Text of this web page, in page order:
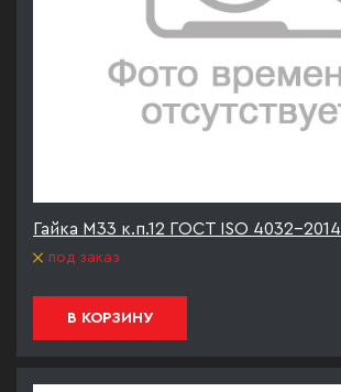
Гайка М33 к.п.12 ГОСТ ISO 4032-2014
под заказ
В КОРЗИНУ